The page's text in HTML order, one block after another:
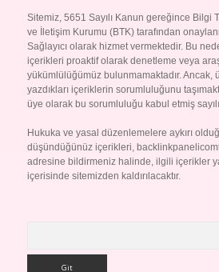
Sitemiz, 5651 Sayılı Kanun gereğince Bilgi
ve İletişim Kurumu (BTK) tarafından
Sağlayıcı olarak hizmet vermektedir. Bu
içerikleri proaktif olarak denetleme veya
yükümlülüğümüz bulunmamaktadır. Ancak,
yazdıkları içeriklerin sorumluluğunu
üye olarak bu sorumluluğu kabul etmiş
Hukuka ve yasal düzenlemelere aykırı
düşündüğünüz içerikleri,
adresine bildirmeniz halinde, ilgili içerikler
içerisinde sitemizden kaldırılacaktır.